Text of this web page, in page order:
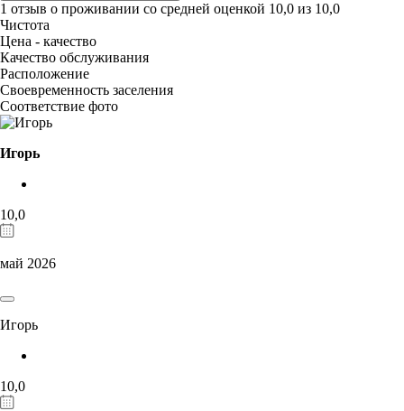
1 отзыв о проживании со средней оценкой 10,0 из 10,0
Чистота
Цена - качество
Качество обслуживания
Расположение
Своевременность заселения
Соответствие фото
Игорь
10,0
май 2026
Игорь
10,0